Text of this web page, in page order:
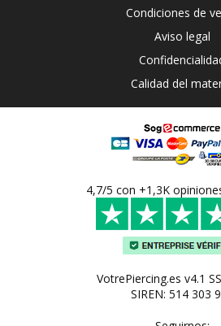
Condiciones de
Aviso legal
Calidad del
4,7/5 con +1,3K
VotrePiercing.es v4.1
SIREN: 514 303